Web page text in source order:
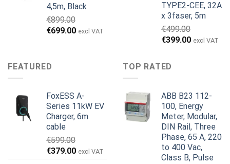
4,5m, Black
€899.00
Opprinnelig
€899.00.
€699.00Nåværende
excl VAT
TYPE2-CEE, 32A
x 3faser, 5m
€499.00
Opprinnelig
var:
€499.00.
€399.00 excl VAT
FEATURED
FoxESS A-
Series 11kW EV
Charger, 6m
cable
€599.00
Opprinnelig
€379.00Nåværende
excl VAT
TOP RATED
ABB B23 112-
100, Energy
Meter, Modular,
DIN Rail, Three
Phase, 65 A, 220
to 400 Vac,
Class B, Pulse